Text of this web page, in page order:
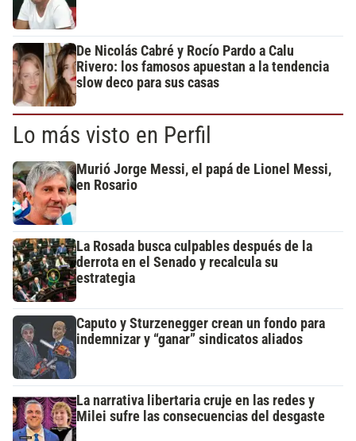
De Nicolás Cabré y Rocío Pardo a Calu
Rivero: los famosos apuestan a la tendencia
slow deco para sus casas
Lo más visto en Perfil
Murió Jorge Messi, el papá de Lionel Messi,
en Rosario
La Rosada busca culpables después de la
derrota en el Senado y recalcula su
estrategia
Caputo y Sturzenegger crean un fondo para
indemnizar y “ganar” sindicatos aliados
La narrativa libertaria cruje en las redes y
Milei sufre las consecuencias del desgaste